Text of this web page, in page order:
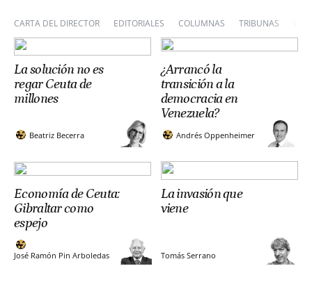
CARTA DEL DIRECTOR EDITORIALES COLUMNAS TRIBUNAS
La solución no es
regar Ceuta de
millones
Beatriz Becerra
¿Arrancó la
transición a la
democracia en
Venezuela?
Andrés Oppenheimer
Economía de Ceuta:
Gibraltar como
espejo
José Ramón Pin Arboledas
La invasión que
viene
Tomás Serrano